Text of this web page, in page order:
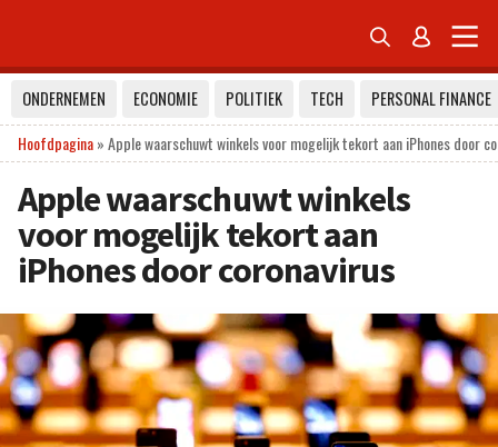
 
ONDERNEMEN ECONOMIE POLITIEK TECH
PERSONAL FINANCE
Hoofdpagina»Apple waarschuwt winkels voor mogelijk tekort aan iPhones door
Apple waarschuwt winkels
voor mogelijk tekort aan
iPhones door coronavirus